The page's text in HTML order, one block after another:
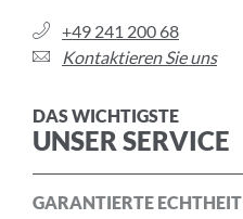
+49 241 200 68
Kontaktieren Sie uns
DAS WICHTIGSTE
UNSER SERVICE
GARANTIERTE ECHTHEIT